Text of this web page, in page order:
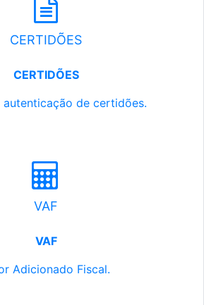
CERTIDÕES
CERTIDÕES
autenticação de certidões.
VAF
VAF
Adicionado Fiscal.